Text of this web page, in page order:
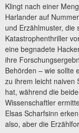
Klingt nach einer
Harlander auf
und Erzählmuster, die
Katastrophenthriller
eine begnadete
ihre
Behörden – wie sollte
zu ihrem leicht naiven
hat, während die
Wissenschaftler
Elsas Scharfsinn
also, aber die